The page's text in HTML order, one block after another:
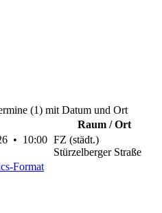
(1) mit Datum und Ort
Raum / Ort
• 10:00 FZ (städt.)
Stürzelberger Straße
Format